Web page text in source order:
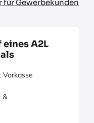
für Gewerbekunden
A2L
Vorkasse
&